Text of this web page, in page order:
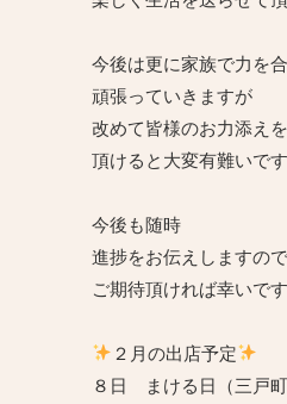
今後は更に家族で力を
頑張っていきますが
改めて皆様のお力添えを
頂けると大変有難いです
今後も随時
進捗をお伝えしますので
ご期待頂ければ幸いです
２月の出店予定
８日 まける日（三戸町